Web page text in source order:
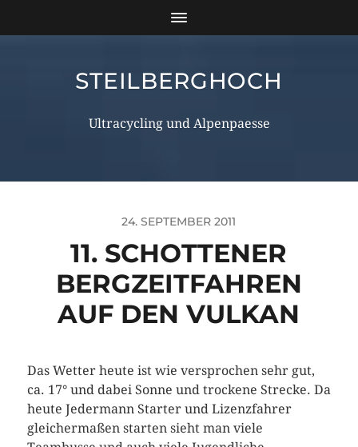
STEILBERGHOCH
Ultracycling und Alpenpaesse
24. SEPTEMBER 2011
11. SCHOTTENER
BERGZEITFAHREN
AUF DEN VULKAN
Das Wetter heute ist wie versprochen sehr gut,
ca. 17° und dabei Sonne und trockene Strecke. Da
heute Jedermann Starter und Lizenzfahrer
gleichermaßen starten sieht man viele